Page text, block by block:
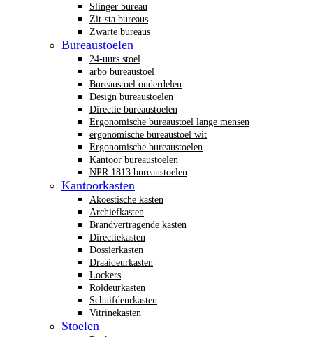
Slinger bureau
Zit-sta bureaus
Zwarte bureaus
Bureaustoelen
24-uurs stoel
arbo bureaustoel
Bureaustoel onderdelen
Design bureaustoelen
Directie bureaustoelen
Ergonomische bureaustoel lange mensen
ergonomische bureaustoel wit
Ergonomische bureaustoelen
Kantoor bureaustoelen
NPR 1813 bureaustoelen
Kantoorkasten
Akoestische kasten
Archiefkasten
Brandvertragende kasten
Directiekasten
Dossierkasten
Draaideurkasten
Lockers
Roldeurkasten
Schuifdeurkasten
Vitrinekasten
Stoelen